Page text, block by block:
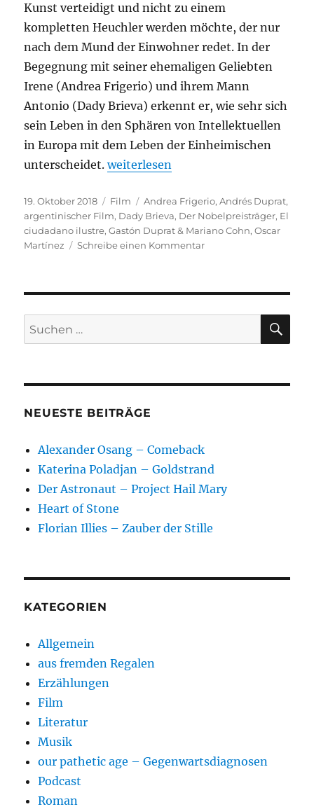
Kunst verteidigt und nicht zu einem
kompletten Heuchler werden möchte, der nur
nach dem Mund der Einwohner redet. In der
Begegnung mit seiner ehemaligen Geliebten
Irene (Andrea Frigerio) und ihrem Mann
Antonio (Dady Brieva) erkennt er, wie sehr sich
sein Leben in den Sphären von Intellektuellen
in Europa mit dem Leben der Einheimischen
unterscheidet.„Der Nobelpreisträger“
weiterlesen
Veröffentlicht
am
19. Oktober 2018 Kategorien
Film Schlagwörter
Andrea Frigerio,Andrés Duprat,
argentinischer Film, Dady Brieva, Der Nobelpreisträger, El
ciudadano ilustre,Gastón Duprat & Mariano Cohn,Oscar
Martínez
Schreibe einen Kommentarzu
Suchen
nach:
NEUESTE BEITRÄGE
Alexander Osang – Comeback
Katerina Poladjan – Goldstrand
Der Astronaut – Project Hail Mary
Heart of Stone
Florian Illies – Zauber der Stille
KATEGORIEN
Allgemein
aus fremden Regalen
Erzählungen
Film
Literatur
Musik
our pathetic age – Gegenwartsdiagnosen
Podcast
Roman